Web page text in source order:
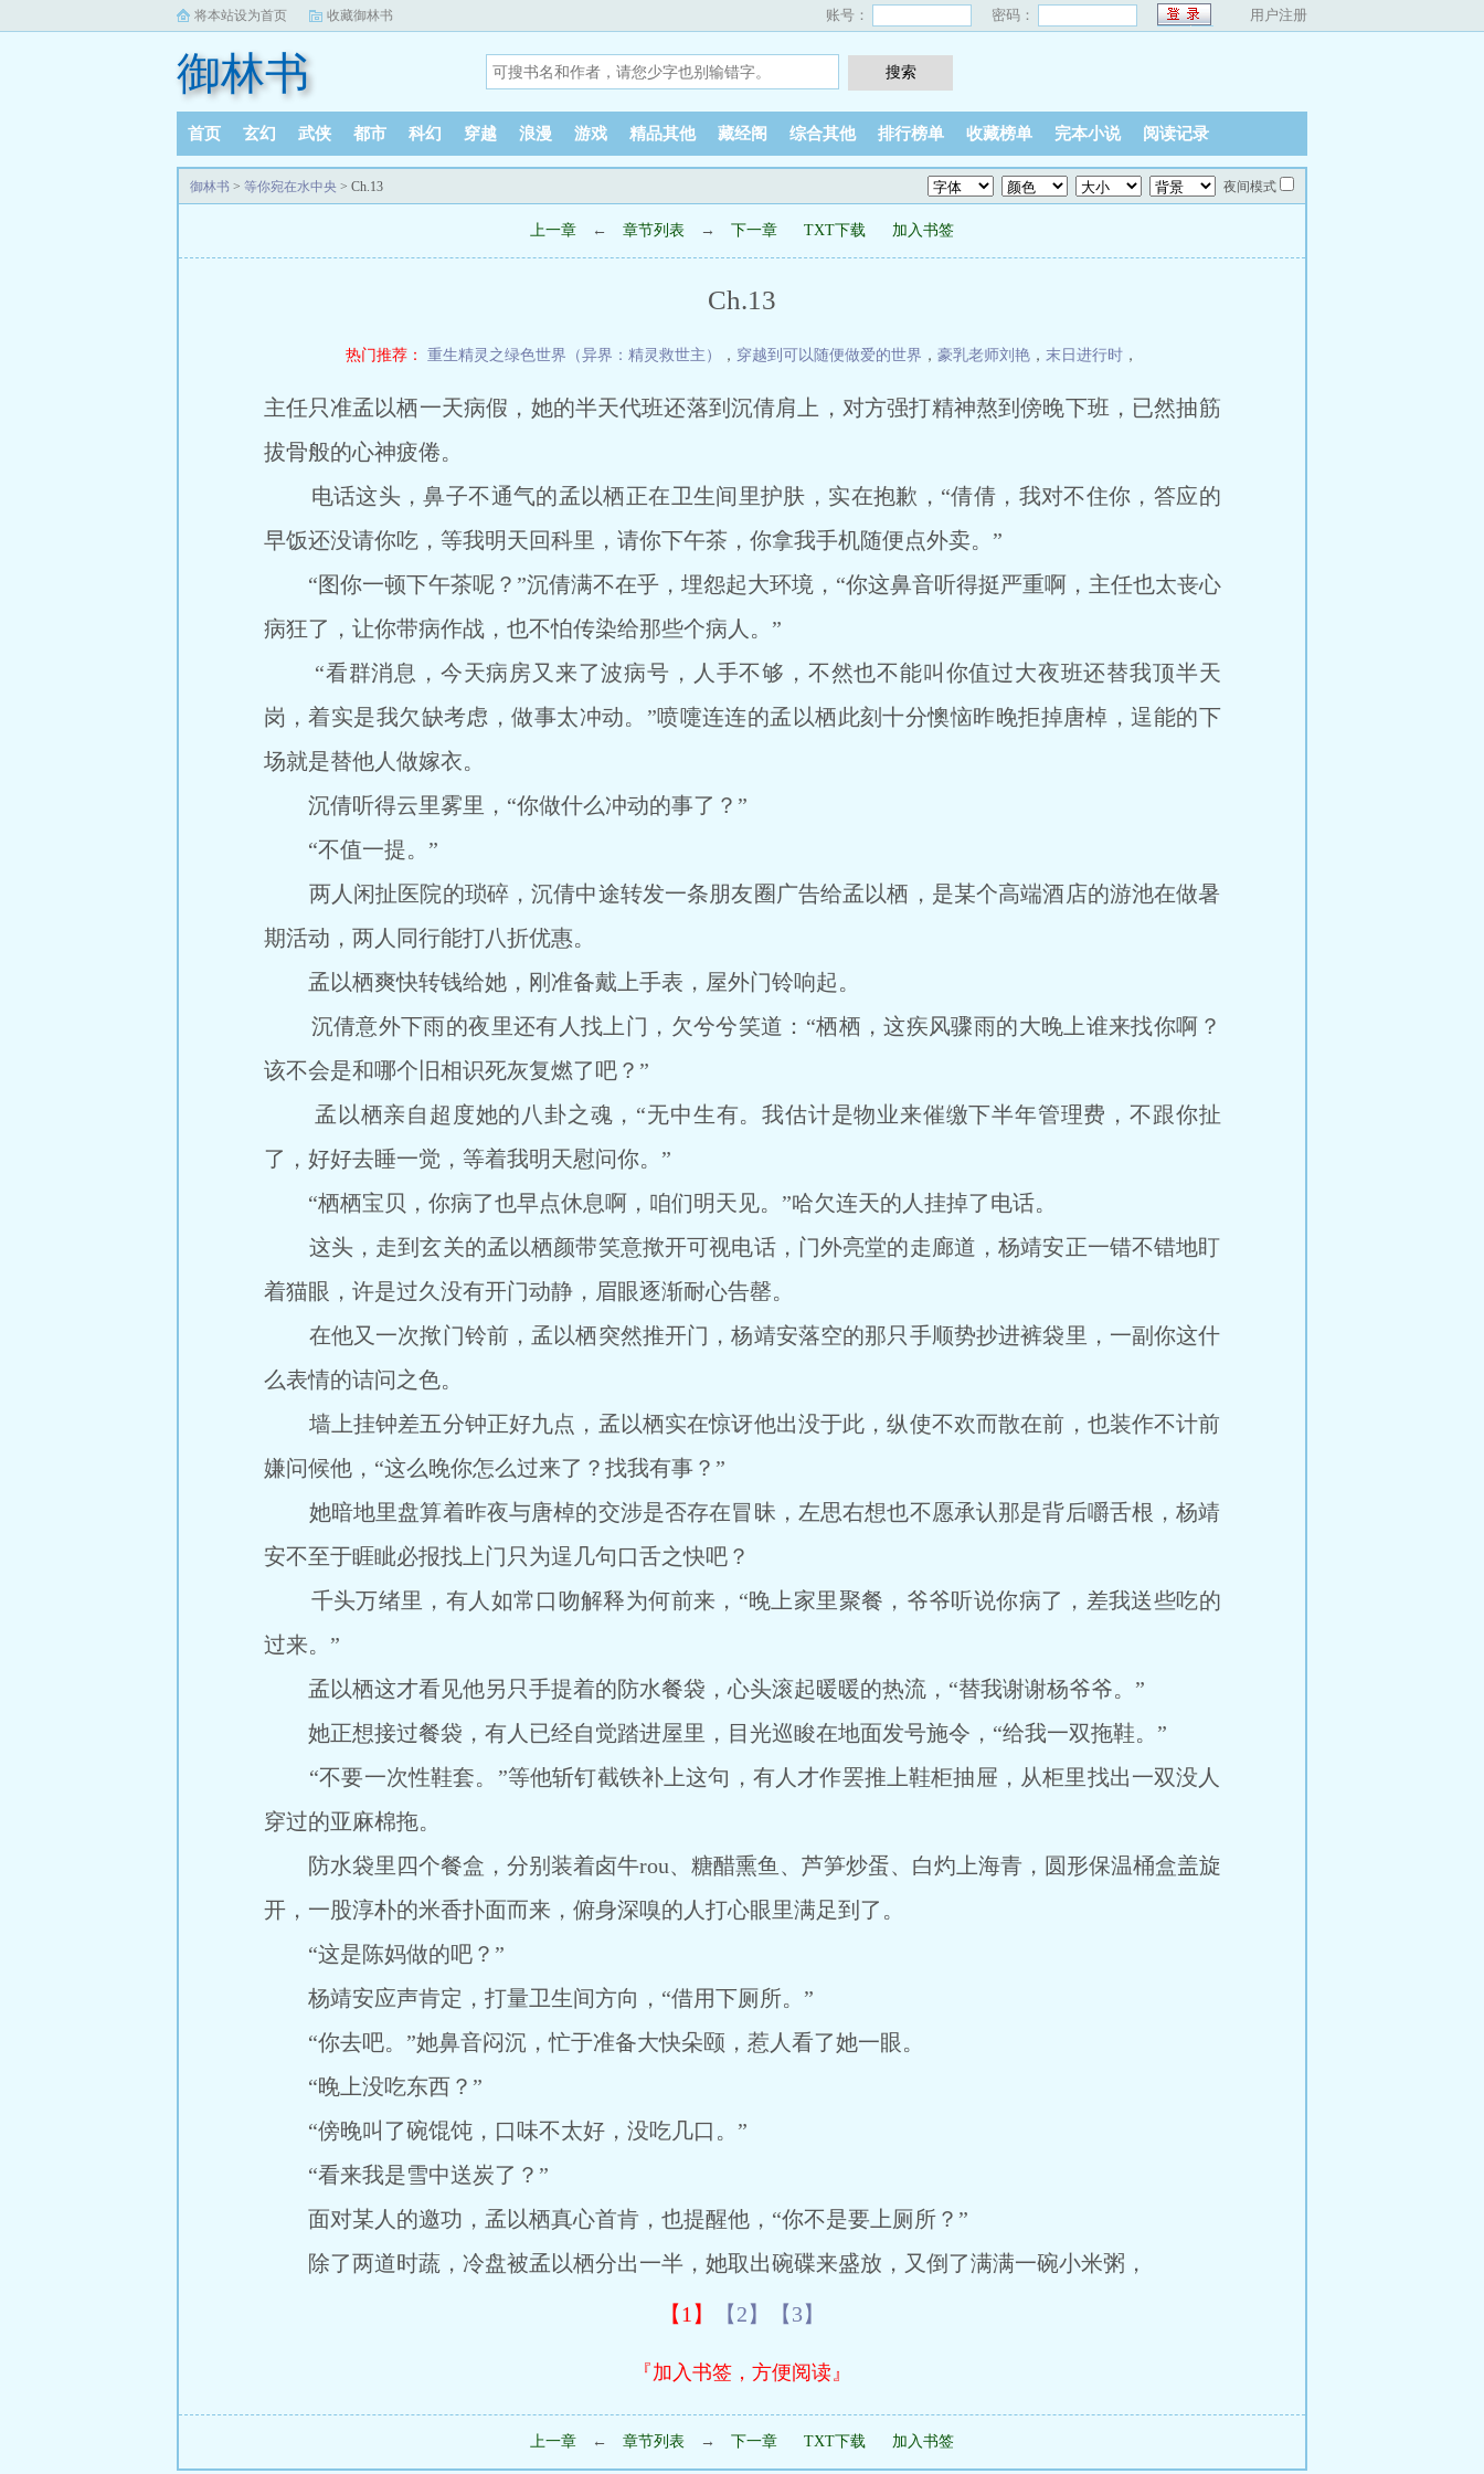
将本站设为首页 收藏御林书 账号： 密码： 用户注册
御林书
首页 玄幻 武侠 都市 科幻 穿越 浪漫 游戏 精品其他 藏经阁 综合其他 排行榜单 收藏榜单 完本小说 阅读记录
御林书 > 等你宛在水中央 > Ch.13 夜间模式
上一章 ← 章节列表 → 下一章 TXT下载 加入书签
Ch.13
热门推荐： 重生精灵之绿色世界（异界：精灵救世主） ， 穿越到可以随便做爱的世界 ， 豪乳老师刘艳 ， 末日进行时 ，
主任只准孟以栖一天病假，她的半天代班还落到沉倩肩上，对方强打精神熬到傍晚下班，已然抽筋
拔骨般的心神疲倦。
电话这头，鼻子不通气的孟以栖正在卫生间里护肤，实在抱歉，“倩倩，我对不住你，答应的
早饭还没请你吃，等我明天回科里，请你下午茶，你拿我手机随便点外卖。”
“图你一顿下午茶呢？”沉倩满不在乎，埋怨起大环境，“你这鼻音听得挺严重啊，主任也太丧心
病狂了，让你带病作战，也不怕传染给那些个病人。”
“看群消息，今天病房又来了波病号，人手不够，不然也不能叫你值过大夜班还替我顶半天
岗，着实是我欠缺考虑，做事太冲动。”喷嚏连连的孟以栖此刻十分懊恼昨晚拒掉唐棹，逞能的下
场就是替他人做嫁衣。
沉倩听得云里雾里，“你做什么冲动的事了？”
“不值一提。”
两人闲扯医院的琐碎，沉倩中途转发一条朋友圈广告给孟以栖，是某个高端酒店的游池在做暑
期活动，两人同行能打八折优惠。
孟以栖爽快转钱给她，刚准备戴上手表，屋外门铃响起。
沉倩意外下雨的夜里还有人找上门，欠兮兮笑道：“栖栖，这疾风骤雨的大晚上谁来找你啊？
该不会是和哪个旧相识死灰复燃了吧？”
孟以栖亲自超度她的八卦之魂，“无中生有。我估计是物业来催缴下半年管理费，不跟你扯
了，好好去睡一觉，等着我明天慰问你。”
“栖栖宝贝，你病了也早点休息啊，咱们明天见。”哈欠连天的人挂掉了电话。
这头，走到玄关的孟以栖颜带笑意揿开可视电话，门外亮堂的走廊道，杨靖安正一错不错地盯
着猫眼，许是过久没有开门动静，眉眼逐渐耐心告罄。
在他又一次揿门铃前，孟以栖突然推开门，杨靖安落空的那只手顺势抄进裤袋里，一副你这什
么表情的诘问之色。
墙上挂钟差五分钟正好九点，孟以栖实在惊讶他出没于此，纵使不欢而散在前，也装作不计前
嫌问候他，“这么晚你怎么过来了？找我有事？”
她暗地里盘算着昨夜与唐棹的交涉是否存在冒昧，左思右想也不愿承认那是背后嚼舌根，杨靖
安不至于睚眦必报找上门只为逞几句口舌之快吧？
千头万绪里，有人如常口吻解释为何前来，“晚上家里聚餐，爷爷听说你病了，差我送些吃的
过来。”
孟以栖这才看见他另只手提着的防水餐袋，心头滚起暖暖的热流，“替我谢谢杨爷爷。”
她正想接过餐袋，有人已经自觉踏进屋里，目光巡睃在地面发号施令，“给我一双拖鞋。”
“不要一次性鞋套。”等他斩钉截铁补上这句，有人才作罢推上鞋柜抽屉，从柜里找出一双没人
穿过的亚麻棉拖。
防水袋里四个餐盒，分别装着卤牛rou、糖醋熏鱼、芦笋炒蛋、白灼上海青，圆形保温桶盒盖旋
开，一股淳朴的米香扑面而来，俯身深嗅的人打心眼里满足到了。
“这是陈妈做的吧？”
杨靖安应声肯定，打量卫生间方向，“借用下厕所。”
“你去吧。”她鼻音闷沉，忙于准备大快朵颐，惹人看了她一眼。
“晚上没吃东西？”
“傍晚叫了碗馄饨，口味不太好，没吃几口。”
“看来我是雪中送炭了？”
面对某人的邀功，孟以栖真心首肯，也提醒他，“你不是要上厕所？”
除了两道时蔬，冷盘被孟以栖分出一半，她取出碗碟来盛放，又倒了满满一碗小米粥，
【1】 【2】 【3】
『加入书签，方便阅读』
上一章 ← 章节列表 → 下一章 TXT下载 加入书签